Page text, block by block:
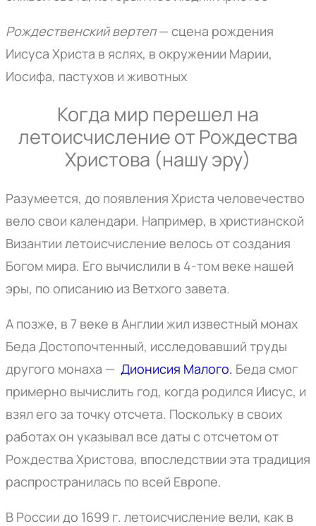
Рождественский вертеп— сцена рождения
Иисуса Христа в яслях, в окружении Марии,
Иосифа, пастухов и животных
Когда мир перешел на
летоисчисление от Рождества
Христова (нашу эру)
Разумеется, до появления Христа человечество
вело свои календари. Например, в христианской
Византии летоисчисление велось от создания
Богом мира. Его вычислили в 4-том веке нашей
эры, по описанию из Ветхого завета.
А позже, в 7 веке в Англии жил известный монах
Беда Достопочтенный, исследовавший труды
другого монаха — Дионисия Малого. Беда смог
примерно вычислить год, когда родился Иисус, и
взял его за точку отсчета. Поскольку в своих
работах он указывал все даты с отсчетом от
Рождества Христова, впоследствии эта традиция
распространилась по всей Европе.
В России до 1699 г. летоисчисление вели, как в